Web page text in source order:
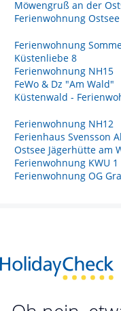
Möwengruß an der
Ferienwohnung
Ferienwohnung
Küstenliebe 8
Ferienwohnung NH15
FeWo & Dz "Am Wald"
Küstenwald -
Ferienwohnung NH12
Ferienhaus Svensson
Ostsee Jägerhütte am
Ferienwohnung KWU 1
Ferienwohnung OG